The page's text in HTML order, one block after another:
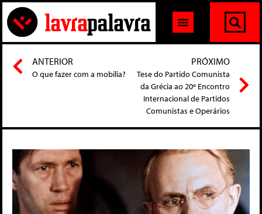
ANTERIOR
O que fazer com a mobília?
PRÓXIMO
Tese do Partido Comunista
da Grécia ao 20º Encontro
Internacional de Partidos
Comunistas e Operários